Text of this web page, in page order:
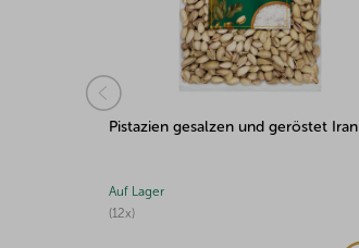
Pistazien gesalzen und geröstet USA
(3x)
Auf Lager